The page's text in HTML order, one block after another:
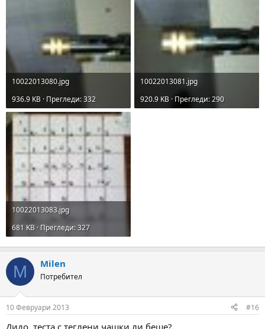
10022013080.jpg
936.9 KB · Прегледи: 332
10022013081.jpg
920.9 KB · Прегледи: 290
10022013083.jpg
681 KB · Прегледи: 327
M Milen
Потребител
10 Февруари 2013 #16
Дидо, теста с теглени чашки ли беше?